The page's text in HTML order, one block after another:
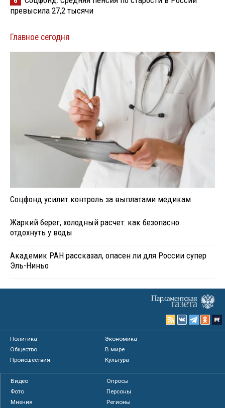
превысила 27,2 тысячи
Главное сегодня
Соцфонд усилит контроль за выплатами медикам
Жаркий берег, холодный расчет: как безопасно
отдохнуть у воды
Академик РАН рассказал, опасен ли для России супер
Эль-Ниньо
Политика
Экономика
Общество
В мире
Происшествия
Культура
Видео
Опросы
Фото
Персоны
Мнения
Регионы